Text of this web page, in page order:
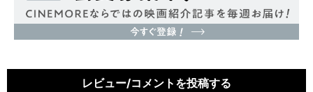
レビュー/コメントを投稿する